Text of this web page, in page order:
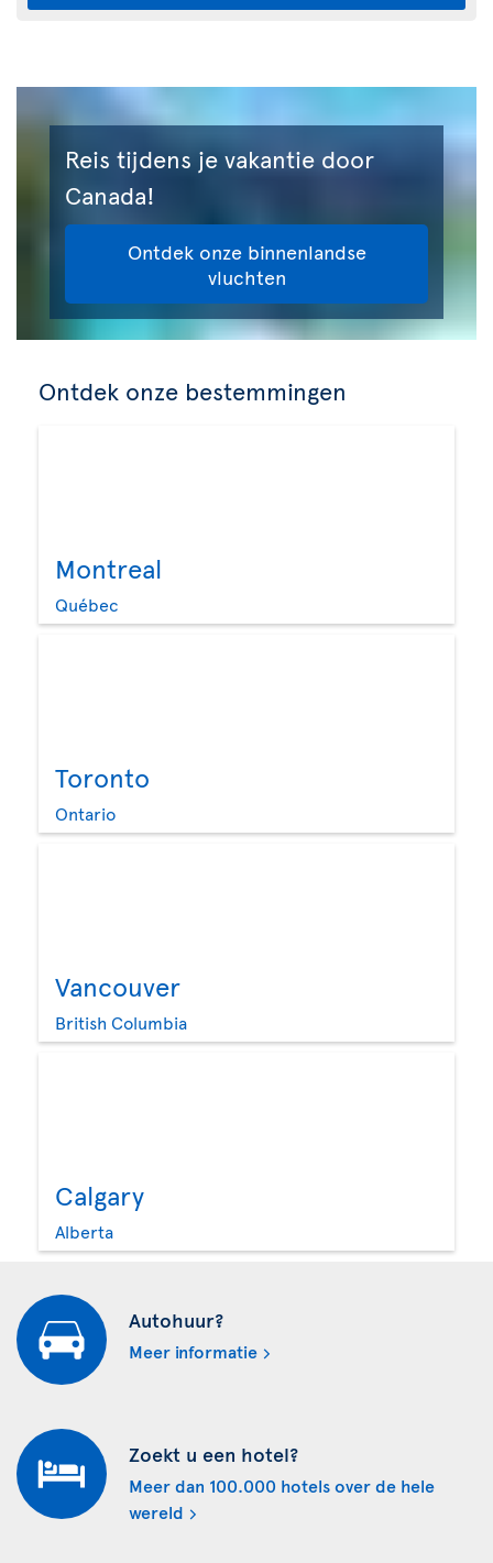
Reis tijdens je vakantie door
Canada!
Ontdek onze binnenlandse
vluchten
Ontdek onze bestemmingen
Montreal
Québec
Toronto
Ontario
Vancouver
British Columbia
Calgary
Alberta
Autohuur?
Meer informatie
Zoekt u een hotel?
Meer dan 100.000 hotels over de hele
wereld